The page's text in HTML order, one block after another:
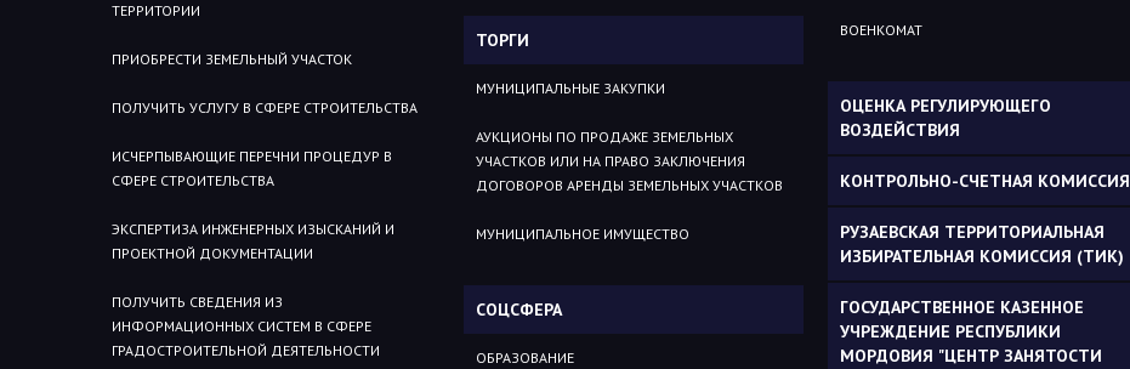
ТЕРРИТОРИИ
ПРИОБРЕСТИ ЗЕМЕЛЬНЫЙ УЧАСТОК
ПОЛУЧИТЬ УСЛУГУ В СФЕРЕ СТРОИТЕЛЬСТВА
ИСЧЕРПЫВАЮЩИЕ ПЕРЕЧНИ ПРОЦЕДУР В
СФЕРЕ СТРОИТЕЛЬСТВА
ЭКСПЕРТИЗА ИНЖЕНЕРНЫХ ИЗЫСКАНИЙ И
ПРОЕКТНОЙ ДОКУМЕНТАЦИИ
ПОЛУЧИТЬ СВЕДЕНИЯ ИЗ
ИНФОРМАЦИОННЫХ СИСТЕМ В СФЕРЕ
ГРАДОСТРОИТЕЛЬНОЙ ДЕЯТЕЛЬНОСТИ
ТОРГИ
МУНИЦИПАЛЬНЫЕ ЗАКУПКИ
АУКЦИОНЫ ПО ПРОДАЖЕ ЗЕМЕЛЬНЫХ
УЧАСТКОВ ИЛИ НА ПРАВО ЗАКЛЮЧЕНИЯ
ДОГОВОРОВ АРЕНДЫ ЗЕМЕЛЬНЫХ УЧАСТКОВ
МУНИЦИПАЛЬНОЕ ИМУЩЕСТВО
СОЦСФЕРА
ОБРАЗОВАНИЕ
ВОЕНКОМАТ
ОЦЕНКА РЕГУЛИРУЮЩЕГО
ВОЗДЕЙСТВИЯ
КОНТРОЛЬНО-СЧЕТНАЯ КОМИССИЯ
РУЗАЕВСКАЯ ТЕРРИТОРИАЛЬНАЯ
ИЗБИРАТЕЛЬНАЯ КОМИССИЯ (ТИК)
ГОСУДАРСТВЕННОЕ КАЗЕННОЕ
УЧРЕЖДЕНИЕ РЕСПУБЛИКИ
МОРДОВИЯ "ЦЕНТР ЗАНЯТОСТИ